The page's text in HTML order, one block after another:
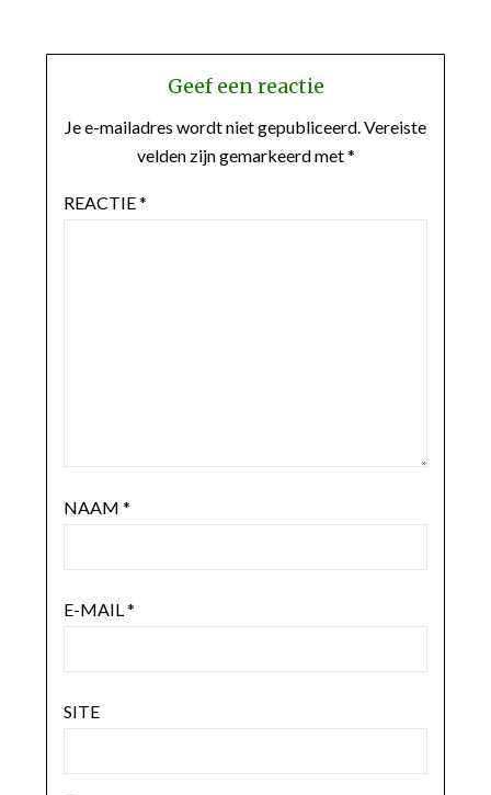
Geef een reactie
Je e-mailadres wordt niet gepubliceerd.Vereiste
velden zijn gemarkeerd met*
REACTIE*
NAAM *
E-MAIL*
SITE